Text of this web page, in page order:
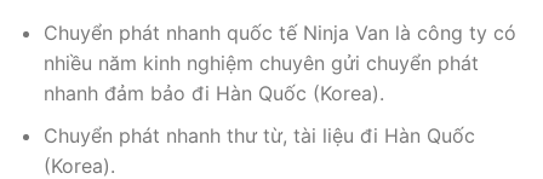
Chuyển phát nhanh quốc tế Ninja Van là công ty có
nhiều năm kinh nghiệm chuyên gửi chuyển phát
nhanh đảm bảo đi Hàn Quốc (Korea).
Chuyển phát nhanh thư từ, tài liệu đi Hàn Quốc
(Korea).